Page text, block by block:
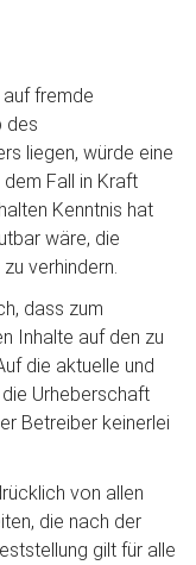
fremde
des
liegen, würde eine
Fall in Kraft
Kenntnis hat
wäre, die
verhindern.
dass zum
Inhalte auf den zu
die aktuelle und
Urheberschaft
Betreiber keinerlei
von allen
die nach der
gilt für alle